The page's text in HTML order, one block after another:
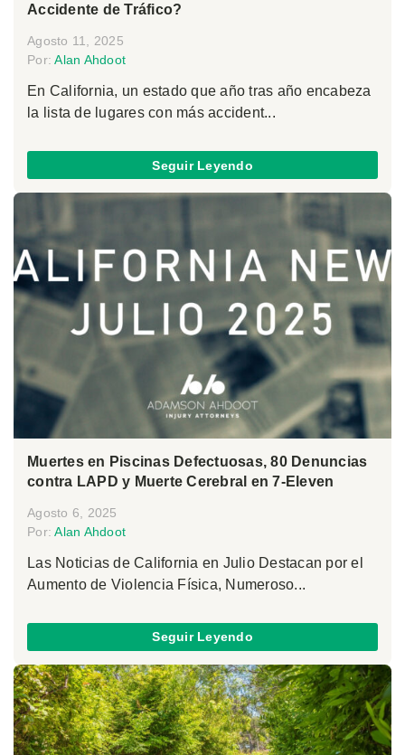
Accidente de Tráfico?
Agosto 11, 2025
Por:Alan Ahdoot
En California, un estado que año tras año encabeza
la lista de lugares con más accident...
Seguir Leyendo
Muertes en Piscinas Defectuosas, 80 Denuncias
contra LAPD y Muerte Cerebral en 7-Eleven
Agosto 6, 2025
Por:Alan Ahdoot
Las Noticias de California en Julio Destacan por el
Aumento de Violencia Física, Numeroso...
Seguir Leyendo